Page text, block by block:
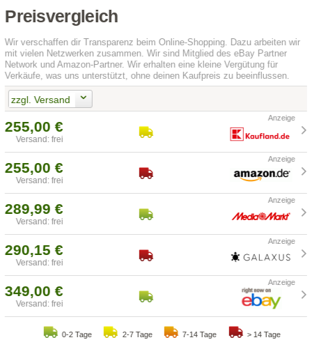
Preisvergleich
Wir verschaffen dir Transparenz beim Online-Shopping. Dazu arbeiten wir
mit vielen Netzwerken zusammen. Wir sind Mitglied des eBay Partner
Network und Amazon-Partner. Wir erhalten eine kleine Vergütung für
Verkäufe, was uns unterstützt, ohne deinen Kaufpreis zu beeinflussen.
zzgl. Versand
255,00 €
Versand: frei
255,00 €
Versand: frei
289,99 €
Versand: frei
290,15 €
Versand: frei
349,00 €
Versand: frei
0-2 Tage 2-7 Tage 7-14 Tage > 14 Tage